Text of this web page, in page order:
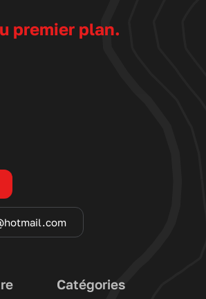
premier plan.
Catégories